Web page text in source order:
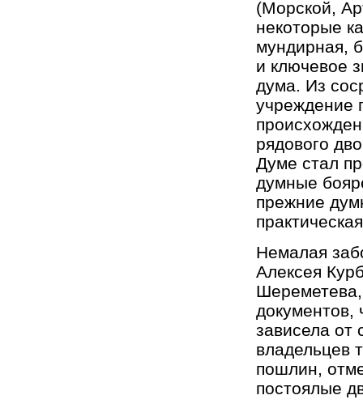
(Морской,
некоторые
мундирная,
и ключевое
дума. Из
учреждение
рядового
Думе стал
думные
прежние
Немалая
Алексея
документов,
зависела от
владельцев
пошлин,
постоялые